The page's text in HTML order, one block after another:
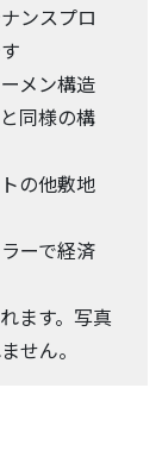
ンスプロ
メン構造
同様の構
の他敷地
ーで経済
ます。写真
せん。